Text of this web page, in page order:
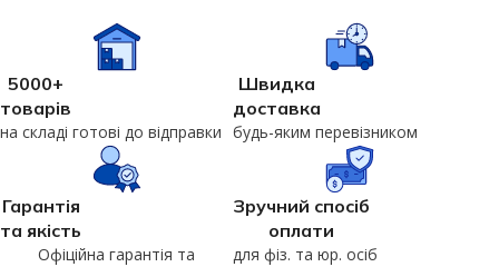
5000+
товарів
на складі готові до відправки
Швидка
доставка
будь-яким перевізником
Гарантія
та якість
Офіційна гарантія та
Зручний спосіб
оплати
для фіз. та юр. осіб